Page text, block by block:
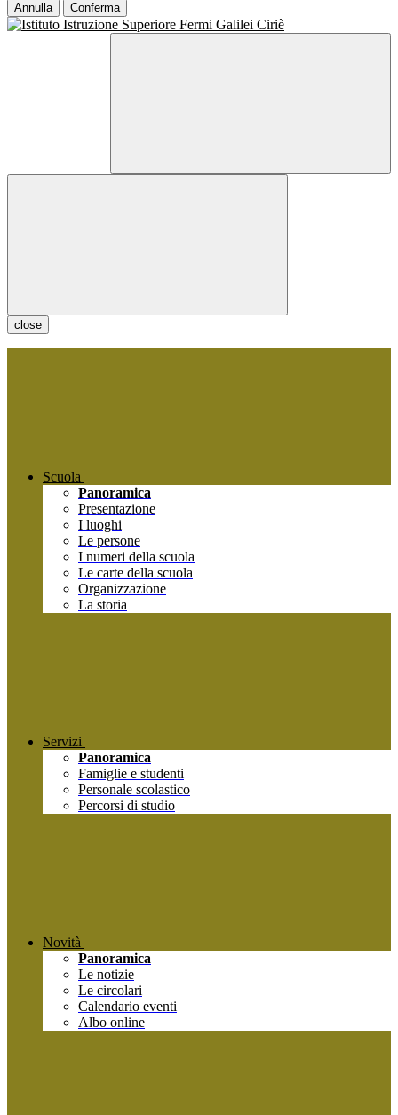
Annulla Conferma
close
Scuola
Panoramica
Presentazione
I luoghi
Le persone
I numeri della scuola
Le carte della scuola
Organizzazione
La storia
Servizi
Panoramica
Famiglie e studenti
Personale scolastico
Percorsi di studio
Novità
Panoramica
Le notizie
Le circolari
Calendario eventi
Albo online